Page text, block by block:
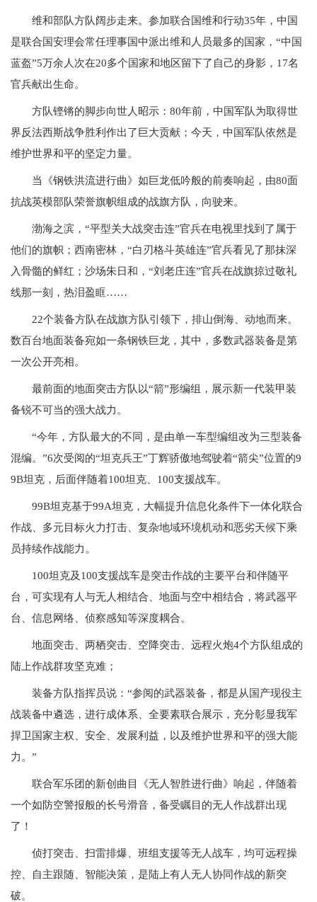
维和部队方队阔步走来。参加联合国维和行动35年，中国
是联合国安理会常任理事国中派出维和人员最多的国家，“中国
蓝盔”5万余人次在20多个国家和地区留下了自己的身影，17名
官兵献出生命。
方队铿锵的脚步向世人昭示：80年前，中国军队为取得世
界反法西斯战争胜利作出了巨大贡献；今天，中国军队依然是
维护世界和平的坚定力量。
当《钢铁洪流进行曲》如巨龙低吟般的前奏响起，由80面
抗战英模部队荣誉旗帜组成的战旗方队，向驶来。
渤海之滨，“平型关大战突击连”官兵在电视里找到了属于
他们的旗帜；西南密林，“白刃格斗英雄连”官兵看见了那抹深
入骨髓的鲜红；沙场朱日和，“刘老庄连”官兵在战旗掠过敬礼
线那一刻，热泪盈眶……
22个装备方队在战旗方队引领下，排山倒海、动地而来。
数百台地面装备宛如一条钢铁巨龙，其中，多数武器装备是第
一次公开亮相。
最前面的地面突击方队以“箭”形编组，展示新一代装甲装
备锐不可当的强大战力。
“今年，方队最大的不同，是由单一车型编组改为三型装备
混编。”6次受阅的“坦克兵王”丁辉骄傲地驾驶着“箭尖”位置的9
9B坦克，后面伴随着100坦克、100支援战车。
99B坦克基于99A坦克，大幅提升信息化条件下一体化联合
作战、多元目标火力打击、复杂地域环境机动和恶劣天候下乘
员持续作战能力。
100坦克及100支援战车是突击作战的主要平台和伴随平
台，可实现有人与无人相结合、地面与空中相结合，将武器平
台、信息网络、侦察感知等深度耦合。
地面突击、两栖突击、空降突击、远程火炮4个方队组成的
陆上作战群攻坚克难；
装备方队指挥员说：“参阅的武器装备，都是从国产现役主
战装备中遴选，进行成体系、全要素联合展示，充分彰显我军
捍卫国家主权、安全、发展利益，以及维护世界和平的强大能
力。”
联合军乐团的新创曲目《无人智胜进行曲》响起，伴随着
一个如防空警报般的长号滑音，备受瞩目的无人作战群出现
了！
侦打突击、扫雷排爆、班组支援等无人战车，均可远程操
控、自主跟随、智能决策，是陆上有人无人协同作战的新突
破。